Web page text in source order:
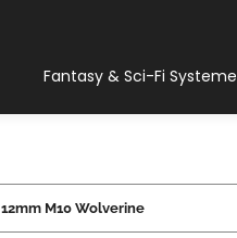
Fantasy & Sci-Fi Systeme
12mm M10 Wolverine